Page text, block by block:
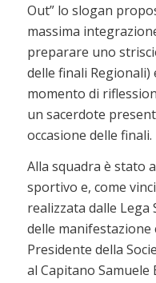
Out” lo slogan
massima
preparare uno
delle finali
momento di
un sacerdote
occasione delle finali.
Alla squadra è stato
sportivo e, come
realizzata dalle Lega
delle
Presidente della
al Capitano Samuele